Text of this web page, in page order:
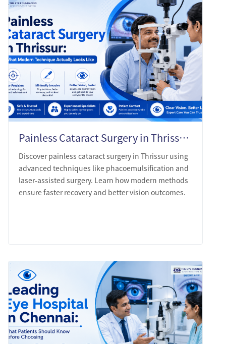
Painless Cataract Surgery in Thrissur: What Modern Technique Actually Looks Like
Discover painless cataract surgery in Thrissur using
advanced techniques like phacoemulsification and
laser-assisted surgery. Learn how modern methods
ensure faster recovery and better vision outcomes.